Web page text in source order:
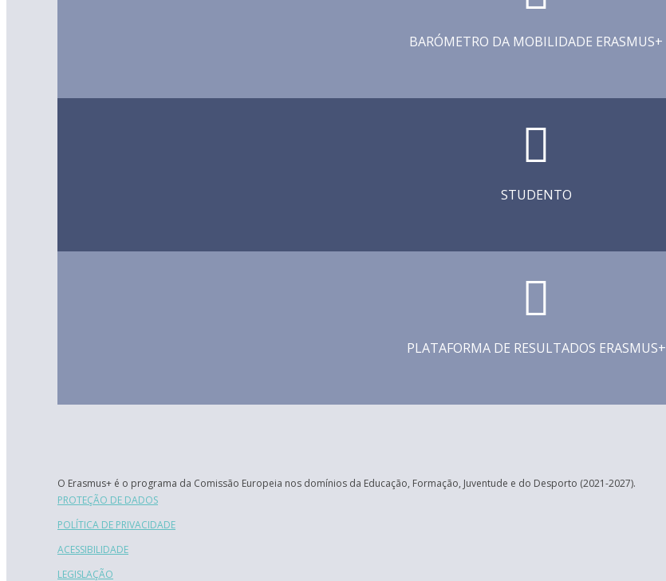
BARÓMETRO DA MOBILIDADE ERASMUS+
STUDENTO
PLATAFORMA DE RESULTADOS ERASMUS+
O Erasmus+ é o programa da Comissão Europeia nos domínios da Educação, Formação, Juventude e do Desporto (2021-2027).
PROTEÇÃO DE DADOS
POLÍTICA DE PRIVACIDADE
ACESSIBILIDADE
LEGISLAÇÃO